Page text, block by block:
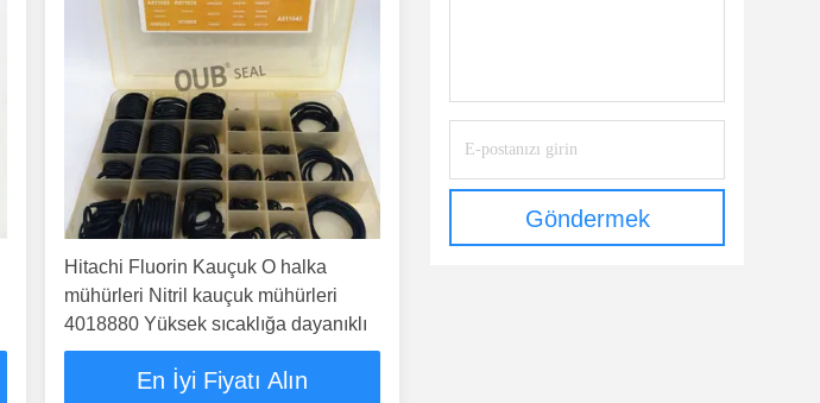
Hitachi Fluorin Kauçuk O halka
mühürleri Nitril kauçuk mühürleri
4018880 Yüksek sıcaklığa dayanıklı
En İyi Fiyatı Alın
Göndermek